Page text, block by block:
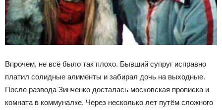
Впрочем, не всё было так плохо. Бывший супруг исправно
платил солидные алименты и забирал дочь на выходные.
После развода Зинченко досталась московская прописка и
комната в коммуналке. Через несколько лет путём сложного